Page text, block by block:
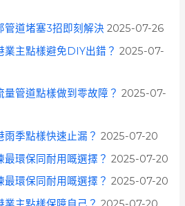
管道堵塞3招即刻解決 2025-07-26
主點樣避免DIY出錯？ 2025-07-
管道點樣做到零故障？ 2025-07-
季點樣快速止漏？ 2025-07-20
環保同耐用嘅選擇？ 2025-07-20
環保同耐用嘅選擇？ 2025-07-20